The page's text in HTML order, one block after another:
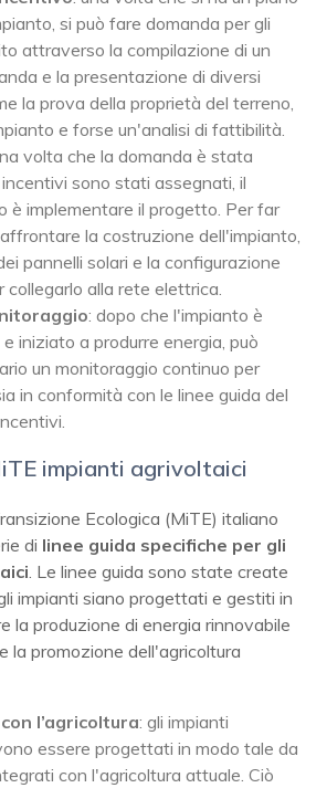
si può fare domanda per gli
attraverso la compilazione di un
e la presentazione di diversi
la prova della proprietà del terreno,
e forse un'analisi di fattibilità.
volta che la domanda è stata
sono stati assegnati, il
è implementare il progetto. Per far
la costruzione dell'impianto,
pannelli solari e la configurazione
collegarlo alla rete elettrica.
: dopo che l'impianto è
iniziato a produrre energia, può
un monitoraggio continuo per
in conformità con le linee guida del
impianti agrivoltaici
Ecologica (MiTE) italiano
di linee guida specifiche per gli
. Le linee guida sono state create
impianti siano progettati e gestiti in
la produzione di energia rinnovabile
la promozione dell'agricoltura
l’agricoltura: gli impianti
essere progettati in modo tale da
con l'agricoltura attuale. Ciò